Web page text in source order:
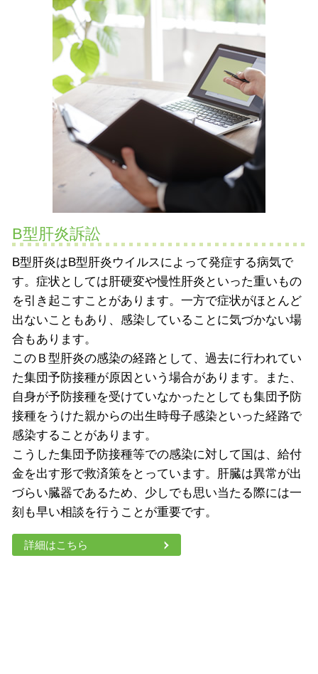
B型肝炎訴訟
B型肝炎はB型肝炎ウイルスによって発症する病気で
す。症状としては肝硬変や慢性肝炎といった重いもの
を引き起こすことがあります。一方で症状がほとんど
出ないこともあり、感染していることに気づかない場
合もあります。
このＢ型肝炎の感染の経路として、過去に行われてい
た集団予防接種が原因という場合があります。また、
自身が予防接種を受けていなかったとしても集団予防
接種をうけた親からの出生時母子感染といった経路で
感染することがあります。
こうした集団予防接種等での感染に対して国は、給付
金を出す形で救済策をとっています。肝臓は異常が出
づらい臓器であるため、少しでも思い当たる際には一
刻も早い相談を行うことが重要です。
詳細はこちら